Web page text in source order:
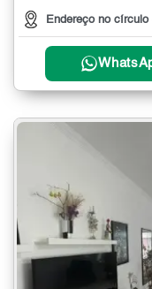
Endereço no círculo